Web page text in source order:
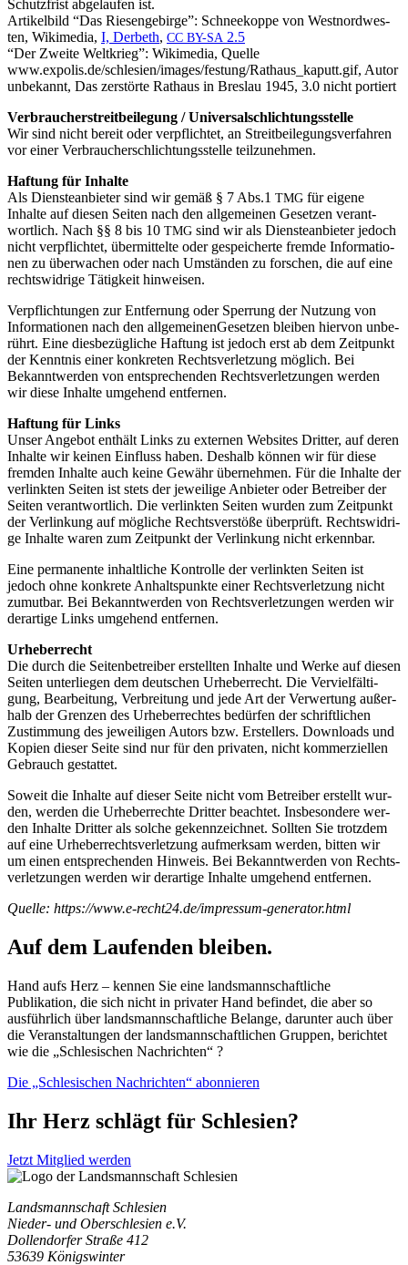
Schutz­frist abge­lau­fen ist.
Arti­kel­bild “Das Rie­sen­ge­bir­ge”: Schnee­kop­pe von West­nord­wes­
ten, Wiki­me­dia, I, Der­beth, CC BY-SA 2.5
“Der Zwei­te Welt­krieg”: Wiki­me­dia, Quel­le
www.expolis.de/schlesien/images/festung/Rathaus_kaputt.gif, Autor
unbe­kannt, Das zer­stör­te Rat­haus in Bres­lau 1945, 3.0 nicht portiert
Ver­brau­cher­streit­bei­le­gung / Uni­ver­sal­sch­lich­tungs­stel­le
Wir sind nicht bereit oder ver­pflich­tet, an Streit­bei­le­gungs­ver­fah­ren
vor einer Ver­brau­cher­schlich­tungs­stel­le teilzunehmen.
Haf­tung für Inhal­te
Als Diens­te­an­bie­ter sind wir gemäß § 7 Abs.1 TMG für eige­ne
Inhal­te auf die­sen Sei­ten nach den all­ge­mei­nen Geset­zen ver­ant­
wort­lich. Nach §§ 8 bis 10 TMG sind wir als Diens­te­an­bie­ter jedoch
nicht ver­pflich­tet, über­mit­tel­te oder gespei­cher­te frem­de Infor­ma­tio­
nen zu über­wa­chen oder nach Umstän­den zu for­schen, die auf eine
rechts­wid­ri­ge Tätig­keit hinweisen.
Ver­pflich­tun­gen zur Ent­fer­nung oder Sper­rung der Nut­zung von
Infor­ma­tio­nen nach den all­ge­mei­nen­Ge­set­zen blei­ben hier­von unbe­
rührt. Eine dies­be­züg­li­che Haf­tung ist jedoch erst ab dem Zeit­punkt
der Kennt­nis einer kon­kre­ten Rechts­ver­let­zung mög­lich. Bei
Bekannt­wer­den von ent­spre­chen­den Rechts­ver­let­zun­gen wer­den
wir die­se Inhal­te umge­hend entfernen.
Haf­tung für Links
Unser Ange­bot ent­hält Links zu exter­nen Web­sites Drit­ter, auf deren
Inhal­te wir kei­nen Ein­fluss haben. Des­halb kön­nen wir für die­se
frem­den Inhal­te auch kei­ne Gewähr über­neh­men. Für die Inhal­te der
ver­link­ten Sei­ten ist stets der jewei­li­ge Anbie­ter oder Betrei­ber der
Sei­ten ver­ant­wort­lich. Die ver­link­ten Sei­ten wur­den zum Zeit­punkt
der Ver­lin­kung auf mög­li­che Rechts­ver­stö­ße über­prüft. Rechts­wid­ri­
ge Inhal­te waren zum Zeit­punkt der Ver­lin­kung nicht erkennbar.
Eine per­ma­nen­te inhalt­li­che Kon­trol­le der ver­link­ten Sei­ten ist
jedoch ohne kon­kre­te Anhalts­punk­te einer Rechts­ver­let­zung nicht
zumut­bar. Bei Bekannt­wer­den von Rechts­ver­let­zun­gen wer­den wir
der­ar­ti­ge Links umge­hend entfernen.
Urhe­ber­recht
Die durch die Sei­ten­be­trei­ber erstell­ten Inhal­te und Wer­ke auf die­sen
Sei­ten unter­lie­gen dem deut­schen Urhe­ber­recht. Die Ver­viel­fäl­ti­
gung, Bear­bei­tung, Ver­brei­tung und jede Art der Ver­wer­tung außer­
halb der Gren­zen des Urhe­ber­rech­tes bedür­fen der schrift­li­chen
Zustim­mung des jewei­li­gen Autors bzw. Erstel­lers. Down­loads und
Kopien die­ser Sei­te sind nur für den pri­va­ten, nicht kom­mer­zi­el­len
Gebrauch gestattet.
Soweit die Inhal­te auf die­ser Sei­te nicht vom Betrei­ber erstellt wur­
den, wer­den die Urhe­ber­rech­te Drit­ter beach­tet. Ins­be­son­de­re wer­
den Inhal­te Drit­ter als sol­che gekenn­zeich­net. Soll­ten Sie trotz­dem
auf eine Urhe­ber­rechts­ver­let­zung auf­merk­sam wer­den, bit­ten wir
um einen ent­spre­chen­den Hin­weis. Bei Bekannt­wer­den von Rechts­
ver­let­zun­gen wer­den wir der­ar­ti­ge Inhal­te umge­hend entfernen.
Quel­le: https://www.e‑recht24.de/impressum-generator.html
Auf dem Laufenden bleiben.
Hand aufs Herz – kennen Sie eine landsmannschaftliche
Publikation, die sich nicht in privater Hand befindet, die aber so
ausführlich über landsmannschaftliche Belange, darunter auch über
die Veranstaltungen der landsmannschaftlichen Gruppen, berichtet
wie die „Schlesischen Nachrichten“ ?
Die „Schlesischen Nachrichten“ abonnieren
Ihr Herz schlägt für Schlesien?
Jetzt Mitglied werden
Landsmannschaft Schlesien
Nieder- und Oberschlesien e.V.
Dollendorfer Straße 412
53639 Königswinter